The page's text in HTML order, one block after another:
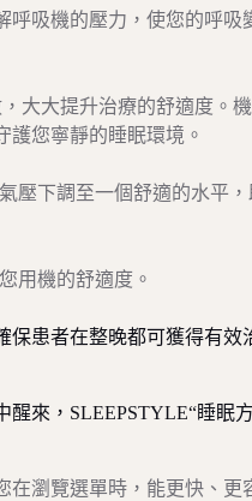
呼吸機的壓力，使您的呼吸
大大提升治療的舒適度。
您寧靜的睡眠環境。
壓下調至一個舒適的水平，
用機的舒適度。​
保患者在整晚都可獲得有效
來，SLEEPSTYLE“睡眠方
瀏覽選單時，能更快、更